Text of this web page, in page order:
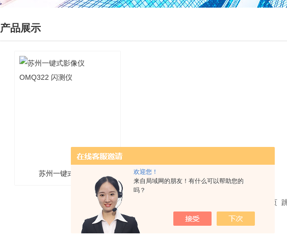
欢迎您！
来自局域网的朋友！有什么可以帮助您的
吗？
产品展示
苏州一键式影像仪
共 1 条记录，当前 1 / 1 页 首页 上一页 下一页 末页